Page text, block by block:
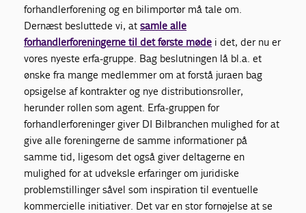
forhandlerforening og en bilimportør må tale om.
Dernæst besluttede vi, atsamle alle
forhandlerforeningerne til det første møde i det, der nu er
vores nyeste erfa-gruppe. Bag beslutningen lå bl.a. et
ønske fra mange medlemmer om at forstå juraen bag
opsigelse af kontrakter og nye distributionsroller,
herunder rollen som agent. Erfa-gruppen for
forhandlerforeninger giver DI Bilbranchen mulighed for at
give alle foreningerne de samme informationer på
samme tid, ligesom det også giver deltagerne en
mulighed for at udveksle erfaringer om juridiske
problemstillinger såvel som inspiration til eventuelle
kommercielle initiativer. Det var en stor fornøjelse at se